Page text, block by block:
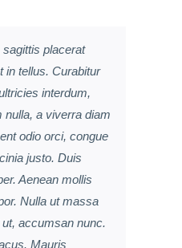
placerat
in tellus. Curabitur
interdum,
nulla, a viverra diam
odio orci, congue
justo. Duis
Aenean mollis
Nulla ut massa
accumsan nunc.
Mauris